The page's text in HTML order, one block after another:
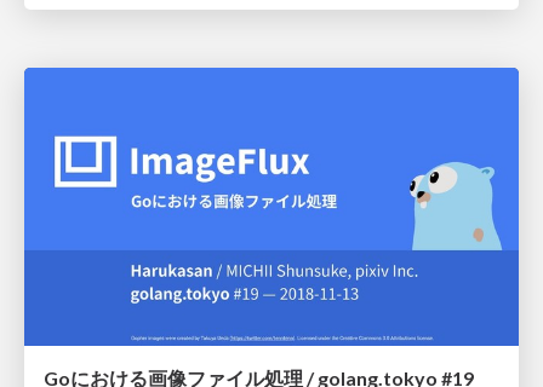
Goにおける画像ファイル処理 / golang.tokyo #19